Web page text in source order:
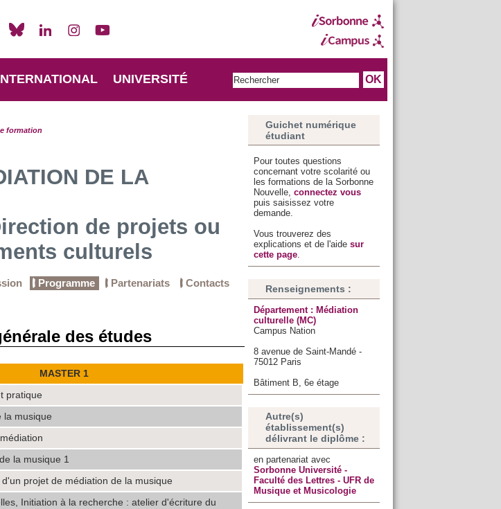
UNIVERSITÉ
formation
DE LA
de projets ou
culturels
Programme Partenariats Contacts
des études
MASTER 1
pratique
la musique
la musique 1
projet de médiation de la musique
Initiation à la recherche : atelier d'écriture du
Guichet numérique
étudiant
Pour toutes questions
concernant votre scolarité ou
les formations de la Sorbonne
Nouvelle, connectez vous
puis saisissez votre
demande.
Vous trouverez des
explications et de l'aide sur
cette page.
Renseignements :
Département : Médiation
culturelle (MC)
Campus Nation
8 avenue de Saint-Mandé -
75012 Paris
Bâtiment B, 6e étage
Autre(s)
établissement(s)
délivrant le diplôme :
en partenariat avec
Sorbonne Université -
Faculté des Lettres - UFR de
Musique et Musicologie